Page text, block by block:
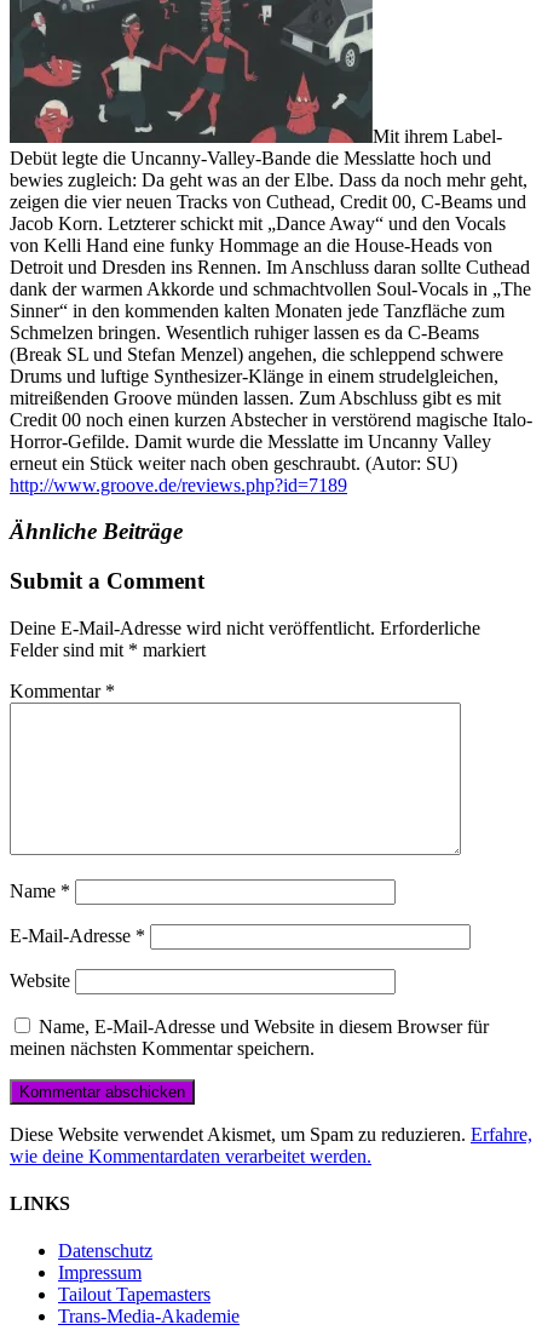
Mit ihrem Label-
Debüt legte die Uncanny-Valley-Bande die Messlatte hoch und
bewies zugleich: Da geht was an der Elbe. Dass da noch mehr geht,
zeigen die vier neuen Tracks von Cuthead, Credit 00, C-Beams und
Jacob Korn. Letzterer schickt mit „Dance Away“ und den Vocals
von Kelli Hand eine funky Hommage an die House-Heads von
Detroit und Dresden ins Rennen. Im Anschluss daran sollte Cuthead
dank der warmen Akkorde und schmachtvollen Soul-Vocals in „The
Sinner“ in den kommenden kalten Monaten jede Tanzfläche zum
Schmelzen bringen. Wesentlich ruhiger lassen es da C-Beams
(Break SL und Stefan Menzel) angehen, die schleppend schwere
Drums und luftige Synthesizer-Klänge in einem strudelgleichen,
mitreißenden Groove münden lassen. Zum Abschluss gibt es mit
Credit 00 noch einen kurzen Abstecher in verstörend magische Italo-
Horror-Gefilde. Damit wurde die Messlatte im Uncanny Valley
erneut ein Stück weiter nach oben geschraubt. (Autor: SU)
http://www.groove.de/reviews.php?id=7189
Ähnliche Beiträge
Submit a Comment
Deine E-Mail-Adresse wird nicht veröffentlicht. Erforderliche
Felder sind mit * markiert
Kommentar *
Name *
E-Mail-Adresse *
Website
Name, E-Mail-Adresse und Website in diesem Browser für
meinen nächsten Kommentar speichern.
Diese Website verwendet Akismet, um Spam zu reduzieren. Erfahre,
wie deine Kommentardaten verarbeitet werden.
LINKS
Datenschutz
Impressum
Tailout Tapemasters
Trans-Media-Akademie